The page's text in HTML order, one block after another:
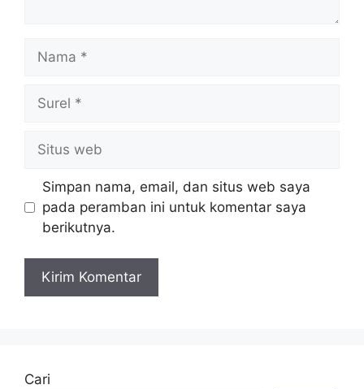
web
Simpan nama, email, dan situs web saya
pada peramban ini untuk komentar saya
berikutnya.
Cari